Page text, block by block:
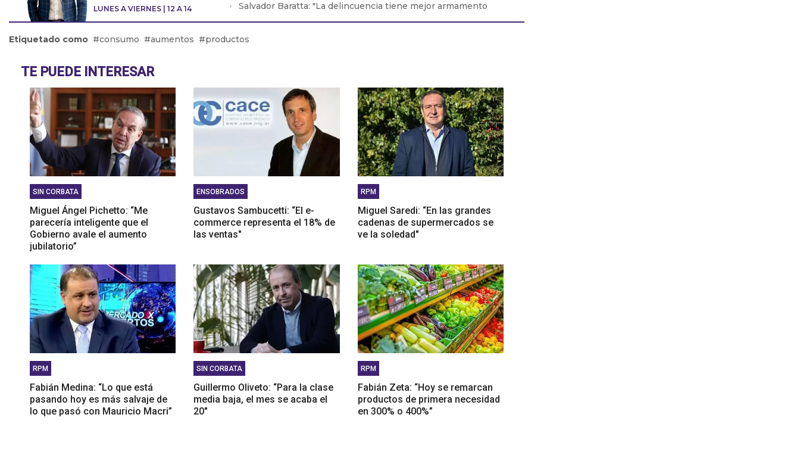
LUNES A VIERNES | 12 A 14
Salvador Baratta: "La delincuencia tiene mejor armamento
que la seguridad”
Jaime Durán Barba: "Milei no tiene apego a la
Etiquetado como consumo aumentos productos
TE PUEDE INTERESAR
SIN CORBATA
Miguel Ángel Pichetto: “Me
parecería inteligente que el
Gobierno avale el aumento
jubilatorio”
ENSOBRADOS
Gustavos Sambucetti: “El e-
commerce representa el 18% de
las ventas"
RPM
Miguel Saredi: “En las grandes
cadenas de supermercados se
ve la soledad"
RPM
Fabián Medina: “Lo que está
pasando hoy es más salvaje de
lo que pasó con Mauricio Macri”
SIN CORBATA
Guillermo Oliveto: “Para la clase
media baja, el mes se acaba el
20"
RPM
Fabián Zeta: “Hoy se remarcan
productos de primera necesidad
en 300% o 400%”